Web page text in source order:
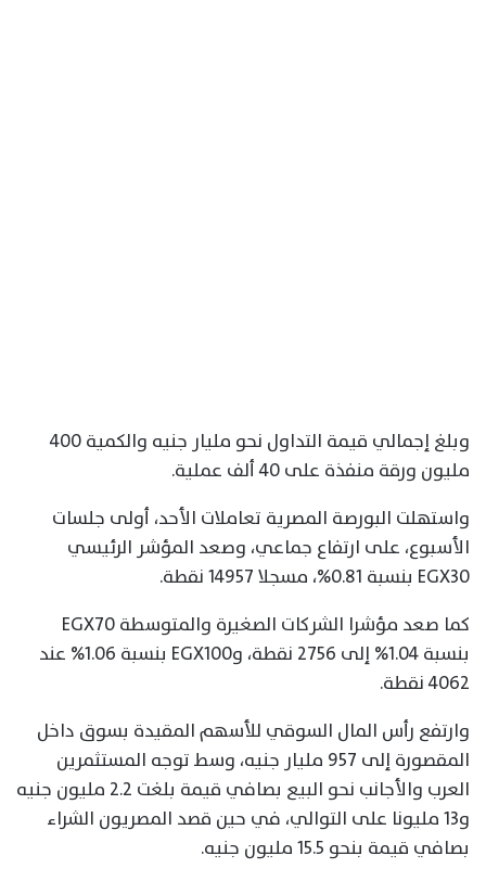
وبلغ إجمالي قيمة التداول نحو مليار جنيه والكمية 400
مليون ورقة منفذة على 40 ألف عملية.
واستهلت البورصة المصرية تعاملات الأحد، أولى جلسات
الأسبوع، على ارتفاع جماعي، وصعد المؤشر الرئيسي
EGX30 بنسبة 0.81%، مسجلا 14957 نقطة.
كما صعد مؤشرا الشركات الصغيرة والمتوسطة EGX70
بنسبة 1.04% إلى 2756 نقطة، وEGX100 بنسبة 1.06% عند
4062 نقطة.
وارتفع رأس المال السوقي للأسهم المقيدة بسوق داخل
المقصورة إلى 957 مليار جنيه، وسط توجه المستثمرين
العرب والأجانب نحو البيع بصافي قيمة بلغت 2.2 مليون جنيه
و13 مليونا على التوالي، في حين قصد المصريون الشراء
بصافي قيمة بنحو 15.5 مليون جنيه.